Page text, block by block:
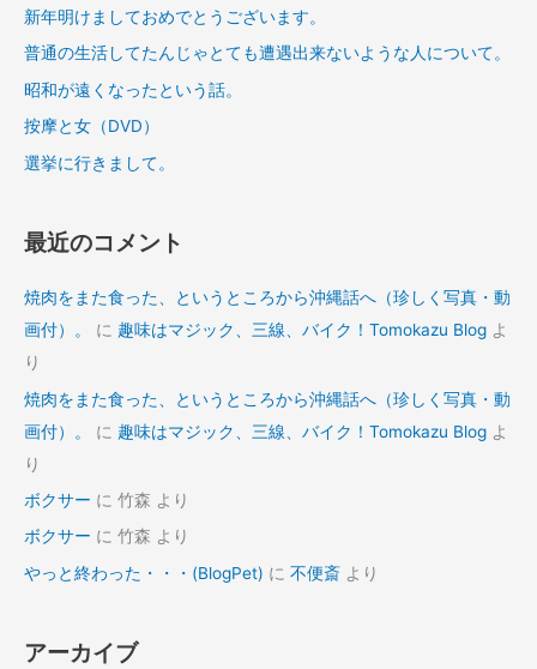
新年明けましておめでとうございます。
普通の生活してたんじゃとても遭遇出来ないような人について。
昭和が遠くなったという話。
按摩と女（DVD）
選挙に行きまして。
最近のコメント
焼肉をまた食った、というところから沖縄話へ（珍しく写真・動
画付）。
に 趣味はマジック、三線、バイク！Tomokazu Blog よ
り
焼肉をまた食った、というところから沖縄話へ（珍しく写真・動
画付）。
に 趣味はマジック、三線、バイク！Tomokazu Blog よ
り
ボクサー に 竹森 より
ボクサー に 竹森 より
やっと終わった・・・(BlogPet) に 不便斎 より
アーカイブ